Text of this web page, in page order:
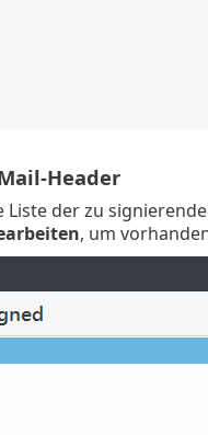
Header
Liste der zu
, um